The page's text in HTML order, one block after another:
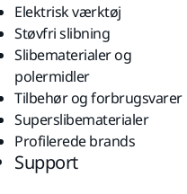
Elektrisk værktøj
Støvfri slibning
Slibematerialer og
polermidler
Tilbehør og forbrugsvarer
Superslibematerialer
Profilerede brands
Support